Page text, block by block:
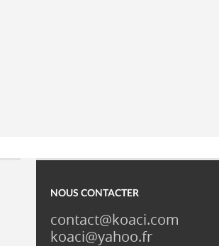
NOUS CONTACTER
contact@koaci.com
koaci@yahoo.fr